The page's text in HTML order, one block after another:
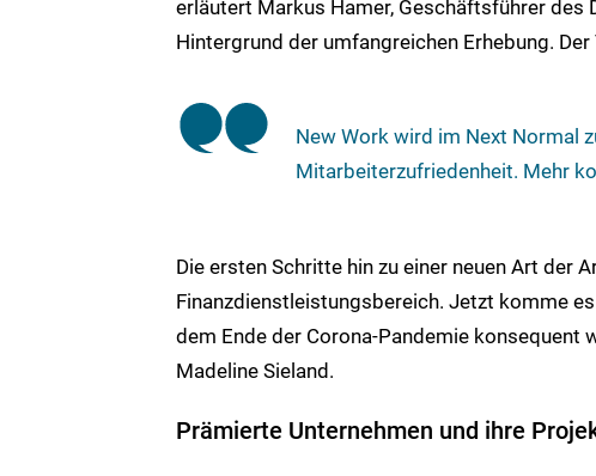
erläutert Markus Hamer, Geschäftsführer
Hintergrund der umfangreichen Erhebung.
New Work wird im Next Normal
Mitarbeiterzufriedenheit. Mehr
Die ersten Schritte hin zu einer neuen Art der
Finanzdienstleistungsbereich. Jetzt komme
dem Ende der Corona-Pandemie
Madeline Sieland.
Prämierte Unternehmen und ihre